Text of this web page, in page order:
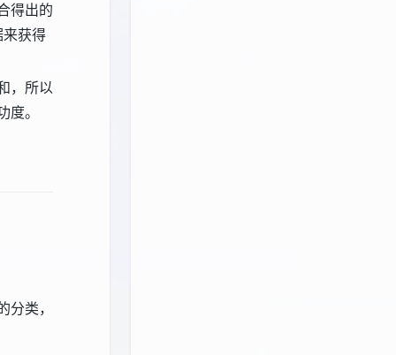
得出的
获得
，所以
。
类，